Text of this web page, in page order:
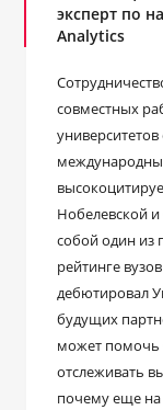
эксперт по
Analytics
совместных
Нобелевской
собой один из
рейтинге
дебютировал
будущих
может помочь
отслеживать
почему еще на